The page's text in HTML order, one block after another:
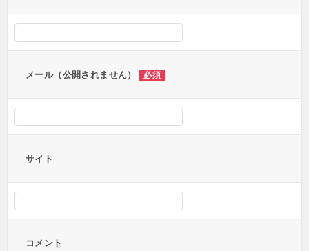
メール（公開されません） 必須
サイト
コメント